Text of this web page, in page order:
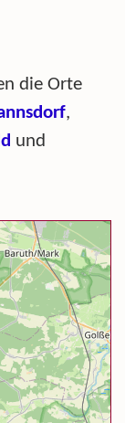
die Orte
,
und